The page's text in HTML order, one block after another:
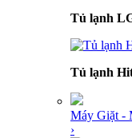
Tủ lạnh
Tủ lạnh
Máy Giặt -
›